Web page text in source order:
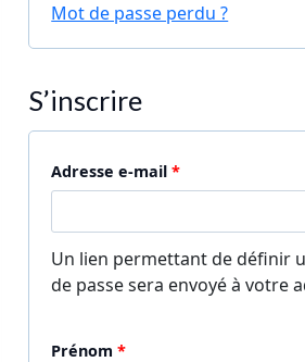
g
a
o
i
e
Mot de passe perdu ?
S’inscrire
Adresse e-mail*O
i
Un lien permettant de définir
de passe sera envoyé à votre
Prénom*